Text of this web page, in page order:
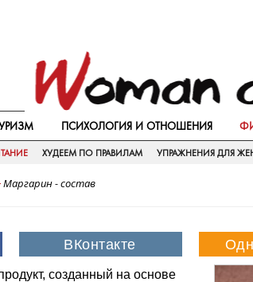
ПСИХОЛОГИЯ И ОТНОШЕНИЯ
ХУДЕЕМ ПО ПРАВИЛАМ УПРАЖНЕНИЯ ДЛЯ
Маргарин - состав
созданный на основе